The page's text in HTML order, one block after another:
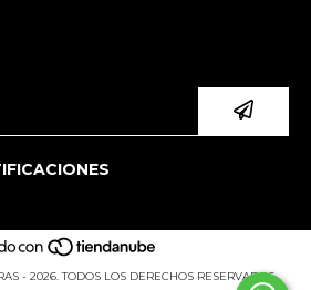
- 2026. TODOS LOS DERECHOS RESERVADOS.